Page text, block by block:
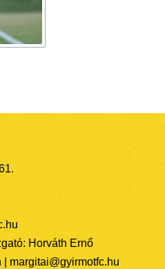
Horváth Ernő
margitai@gyirmotfc.hu